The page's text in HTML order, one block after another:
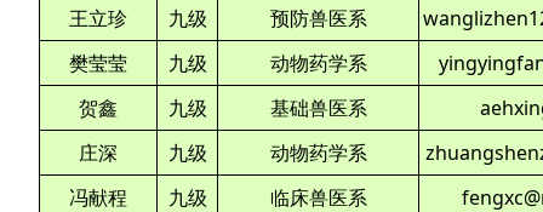
王立珍
九级 预防兽医系
樊莹莹
九级 动物药学系
贺鑫
九级 基础兽医系
庄深
九级 动物药学系
冯献程
九级 临床兽医系